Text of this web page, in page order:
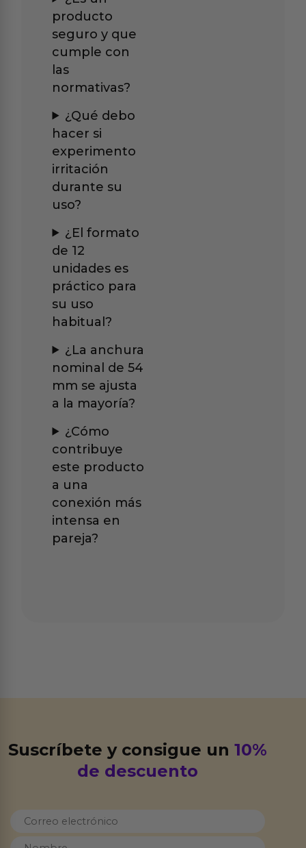
producto
seguro y que
cumple con
las
normativas?
¿Qué debo
hacer si
experimento
irritación
durante su
uso?
¿El formato
de 12
unidades es
práctico para
su uso
habitual?
¿La anchura
nominal de 54
mm se ajusta
a la mayoría?
¿Cómo
contribuye
este producto
a una
conexión más
intensa en
pareja?
Suscríbete y consigue un10%
de descuento